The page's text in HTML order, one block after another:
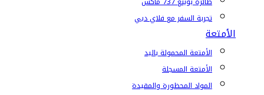
تجربة السفر مع فلاي دبي
الأمتعة
الأمتعة المحمولة باليد
الأمتعة المسجلة
المواد المحظورة والمقيدة